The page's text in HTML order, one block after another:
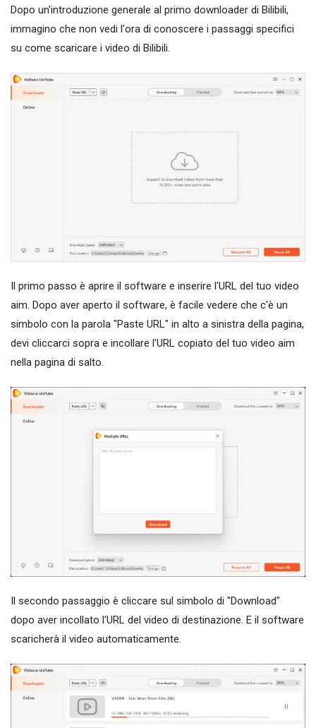
Dopo un'introduzione generale al primo downloader di Bilibili,
immagino che non vedi l'ora di conoscere i passaggi specifici
su come scaricare i video di Bilibili.
Il primo passo è aprire il software e inserire l'URL del tuo video
aim. Dopo aver aperto il software, è facile vedere che c'è un
simbolo con la parola "Paste URL" in alto a sinistra della pagina,
devi cliccarci sopra e incollare l'URL copiato del tuo video aim
nella pagina di salto.
Il secondo passaggio è cliccare sul simbolo di "Download"
dopo aver incollato l'URL del video di destinazione. E il software
scaricherà il video automaticamente.